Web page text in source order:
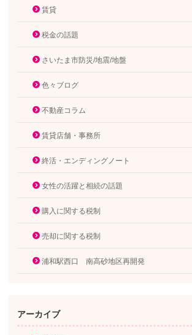
賃貸
税金の話題
さいたま市防災/地震/地盤
色々ブログ
不動産コラム
賃貸店舗・事務所
終活・エンディングノート
女性の活躍と相続の話題
購入に関する税制
売却に関する税制
浦和駅西口 南高砂地区再開発
アーカイブ